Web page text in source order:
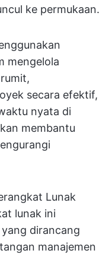
ke permukaan.
mengelola
secara efektif,
nyata di
membantu
Lunak
lunak ini
dirancang
manajemen